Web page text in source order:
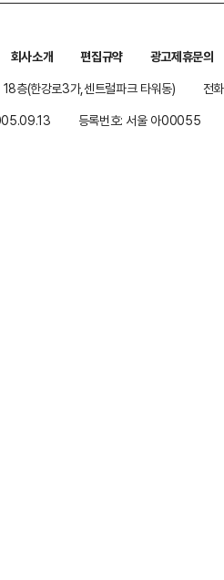
회사소개 편집규약
광고제휴문의
층(한강로3가,센트럴파크 타워동)
전
등록번호: 서울 아00055